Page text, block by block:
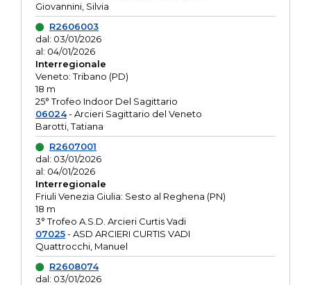
Giovannini, Silvia
R2606003
dal: 03/01/2026
al: 04/01/2026
Interregionale
Veneto: Tribano (PD)
18 m
25° Trofeo Indoor Del Sagittario
06024- Arcieri Sagittario del Veneto
Barotti, Tatiana
R2607001
dal: 03/01/2026
al: 04/01/2026
Interregionale
Friuli Venezia Giulia: Sesto al Reghena (PN)
18 m
3° Trofeo A.S.D. Arcieri Curtis Vadi
07025- ASD ARCIERI CURTIS VADI
Quattrocchi, Manuel
R2608074
dal: 03/01/2026